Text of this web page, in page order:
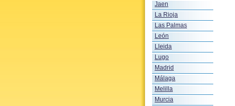
Jaen
La Rioja
Las Palmas
León
Lleida
Lugo
Madrid
Málaga
Melilla
Murcia